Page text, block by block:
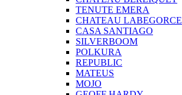
TENUTE EMERA
CHATEAU LABEGORCE
CASA SANTIAGO
SILVERBOOM
POLKURA
REPUBLIC
MATEUS
MOJO